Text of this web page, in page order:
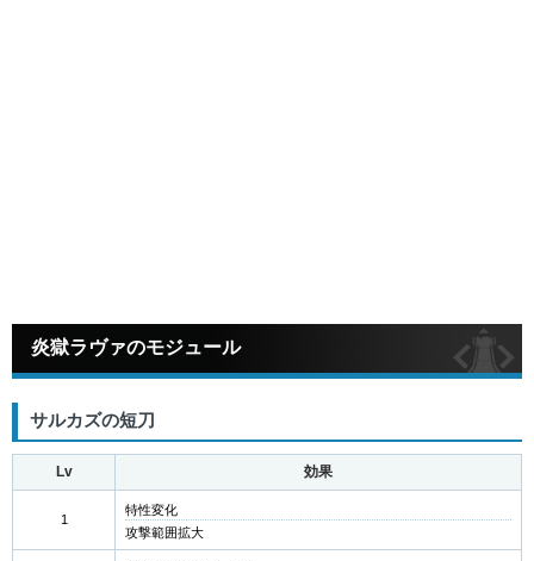
炎獄ラヴァのモジュール
サルカズの短刀
Lv 効果
1
特性変化
攻撃範囲拡大